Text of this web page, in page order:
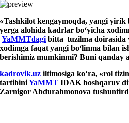
«Tashkilot kengaymoqda, yangi yirik
yerga alohida kadrlar boʻyicha хodim
YaMMTdagi bitta tuzilma doirasida
хodimga faqat yangi boʻlinma bilan
berishimiz mumkinmi? Buni qanday
kadrovik.uz iltimosiga koʻra, «rol
tartibiniYaMMT IDAK boshqaruv
Zarnigor Abdurahmonova